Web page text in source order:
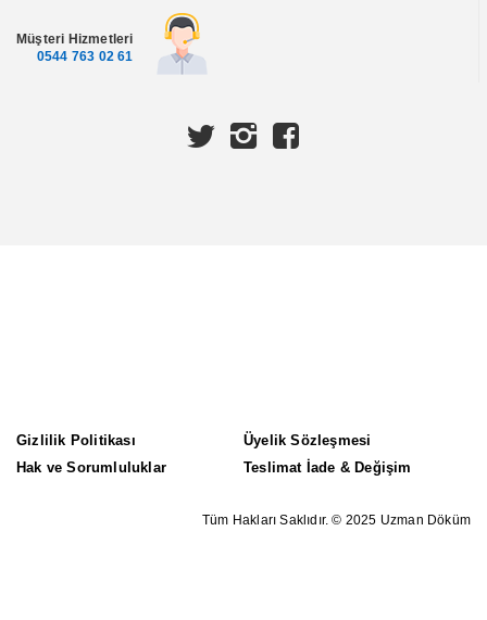
Müşteri Hizmetleri
0544 763 02 61
Gizlilik Politikası
Üyelik Sözleşmesi
Hak ve Sorumluluklar
Teslimat İade & Değişim
Tüm Hakları Saklıdır. © 2025 Uzman Döküm